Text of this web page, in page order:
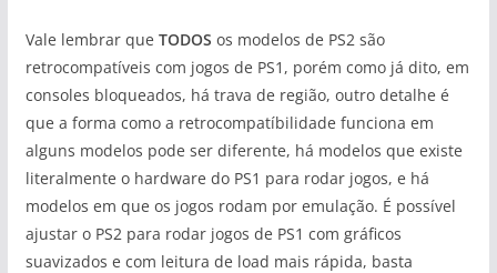
Vale lembrar que TODOS os modelos de PS2 são
retrocompatíveis com jogos de PS1, porém como já dito, em
consoles bloqueados, há trava de região, outro detalhe é
que a forma como a retrocompatíbilidade funciona em
alguns modelos pode ser diferente, há modelos que existe
literalmente o hardware do PS1 para rodar jogos, e há
modelos em que os jogos rodam por emulação. É possível
ajustar o PS2 para rodar jogos de PS1 com gráficos
suavizados e com leitura de load mais rápida, basta